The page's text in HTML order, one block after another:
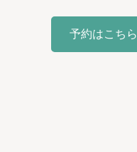
予約はこちら